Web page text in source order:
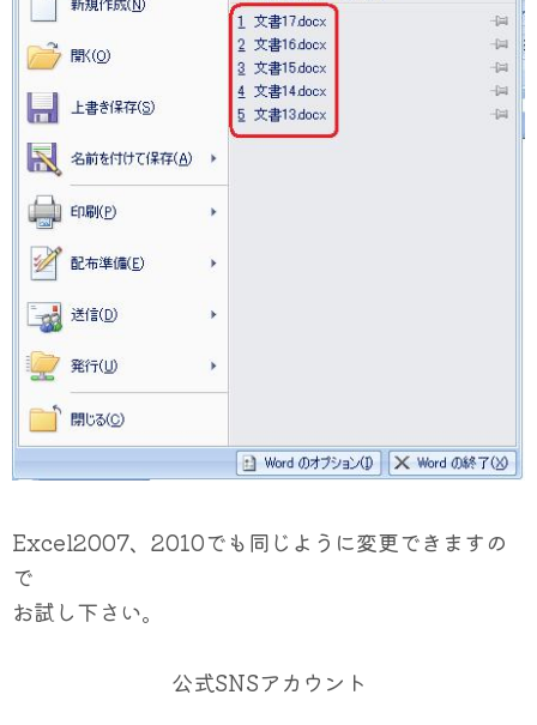
Excel2007、2010でも同じように変更できますの
で
お試し下さい。
公式SNSアカウント